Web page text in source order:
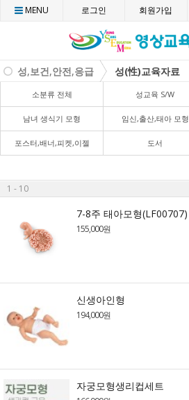
CMENU 로그인 회원가입
성,보건,안전,응급 성(性)교육자료
소분류 전체 성교육 S/W
남녀 생식기 모형 임신,출산,태아 모형
포스터,배너,피켓,이젤 도서
1 - 10
7-8주 태아모형(LF00707)
155,000원
신생아인형
194,000원
자궁모형생리컵세트